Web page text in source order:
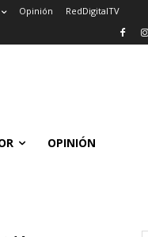
Opinión RedDigitalTV
OPINIÓN